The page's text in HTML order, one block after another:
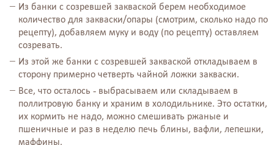
Из банки с созревшей закваской берем необходимое
количество для закваски/опары (смотрим, сколько надо по
рецепту), добавляем муку и воду (по рецепту) оставляем
созревать.⠀⠀
Из этой же банки с созревшей закваской откладываем в
сторону примерно четверть чайной ложки закваски.⠀
Все, что осталось - выбрасываем или складываем в
поллитровую банку и храним в холодильнике. Это остатки,
их кормить не надо, можно смешивать ржаные и
пшеничные и раз в неделю печь блины, вафли, лепешки,
маффины.